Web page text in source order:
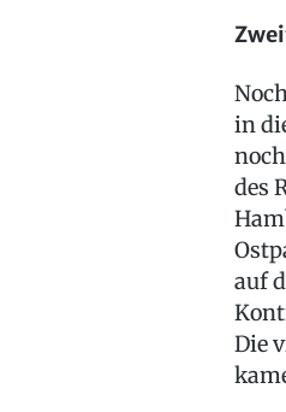
in
des
auf
Die